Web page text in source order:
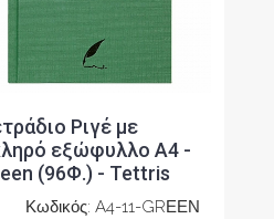
Ριγέ με
εξώφυλλο A4 -
(96Φ.) - Tettris
Κωδικός: A4-11-GRΕΕΝ